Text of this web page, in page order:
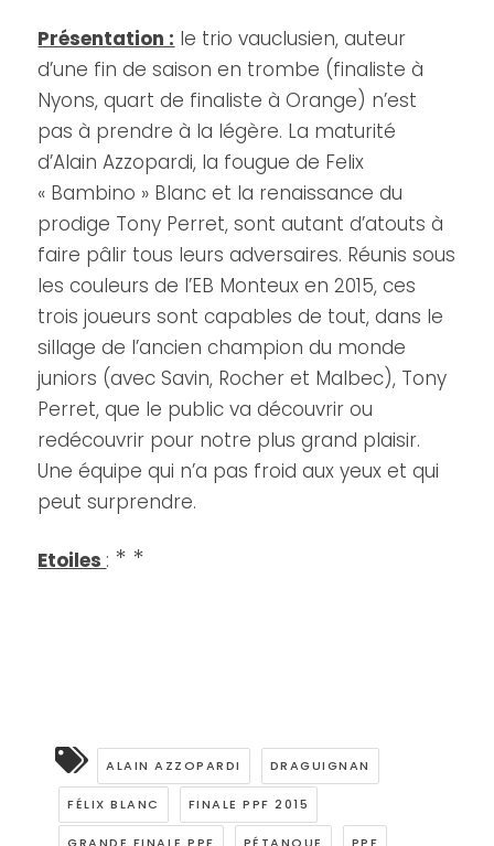
Présentation : le trio vauclusien, auteur
d’une fin de saison en trombe (finaliste à
Nyons, quart de finaliste à Orange) n’est
pas à prendre à la légère. La maturité
d’Alain Azzopardi, la fougue de Felix
« Bambino » Blanc et la renaissance du
prodige Tony Perret, sont autant d’atouts à
faire pâlir tous leurs adversaires. Réunis sous
les couleurs de l’EB Monteux en 2015, ces
trois joueurs sont capables de tout, dans le
sillage de l’ancien champion du monde
juniors (avec Savin, Rocher et Malbec), Tony
Perret, que le public va découvrir ou
redécouvrir pour notre plus grand plaisir.
Une équipe qui n’a pas froid aux yeux et qui
peut surprendre.
Etoiles : * *
ALAIN AZZOPARDI DRAGUIGNAN
FÉLIX BLANC FINALE PPF 2015